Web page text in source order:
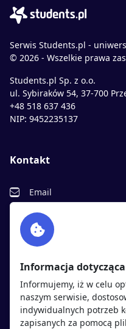
Serwis Students.pl -
© 2026 - Wszelkie prawa
Students.pl Sp. z o.o.
ul. Sybiraków 54, 37-700
+48 518 637 436
NIP: 9452235137
Kontakt
Email
Facebook
Twitter
Kandydaci
Informacja
Informujemy, iż w celu
naszym serwisie,
indywidualnych potrzeb
zapisanych za pomocą